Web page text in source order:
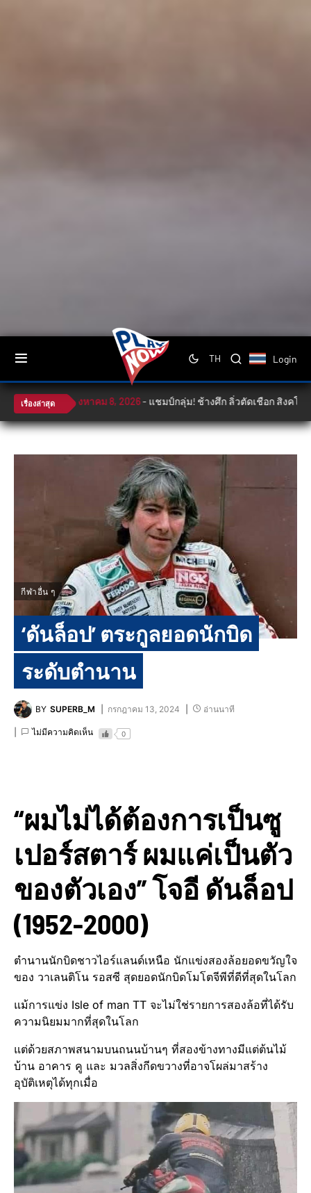
TH Login
เรื่องล่าสุดสิงหาคม 8, 2026-แชมป์กลุ่ม! ช้างศึก ลิ่วตัดเชือก สิงคโปร์ ศ�
กีฬาอื่น ๆ
‘ดันล็อป’ ตระกูลยอดนักบิด
ระดับตำนาน
BY SUPERB_M กรกฎาคม 13, 2024 อ่านนาที
ไม่มีความคิดเห็น 0
“ผมไม่ได้ต้องการเป็นซู
เปอร์สตาร์ ผมแค่เป็นตัว
ของตัวเอง” โจอี ดันล็อป
(1952-2000)
ตำนานนักบิดชาวไอร์แลนด์เหนือ นักแข่งสองล้อยอดขวัญใจ
ของ วาเลนติโน รอสซี สุดยอดนักบิดโมโตจีพีที่ดีที่สุดในโลก
แม้การแข่ง Isle of man TT จะไม่ใช่รายการสองล้อที่ได้รับ
ความนิยมมากที่สุดในโลก
แต่ด้วยสภาพสนามบนถนนบ้านๆ ที่สองข้างทางมีแต่ต้นไม้
บ้าน อาคาร คู และ มวลสิ่งกีดขวางที่อาจโผล่มาสร้าง
อุบัติเหตุได้ทุกเมื่อ